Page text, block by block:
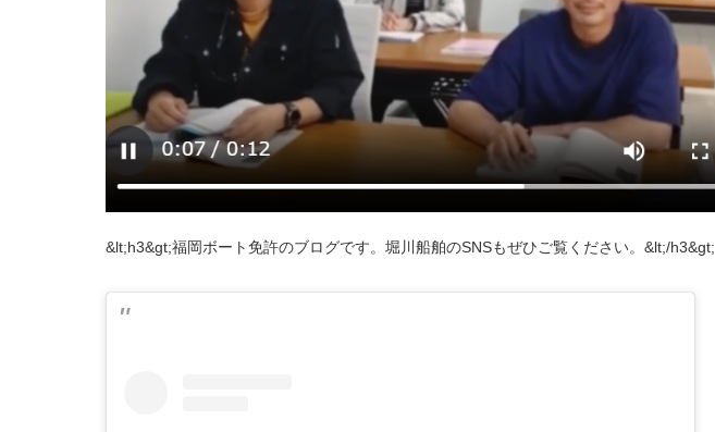
&lt;h3&gt;福岡ボート免許のブログです。堀川船舶のSNSもぜひご覧ください。&lt;/h3&gt;